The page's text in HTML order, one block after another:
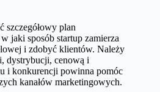
szczegółowy plan
jaki sposób startup zamierza
i zdobyć klientów. Należy
dystrybucji, cenową i
i konkurencji powinna pomóc
kanałów marketingowych.